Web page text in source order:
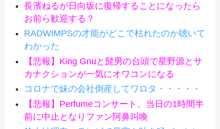
長濱ねるが日向坂に復帰することになったら
お前ら歓迎する？
RADWIMPSの才能がどこで枯れたのか聴いて
わかった
【悲報】King Gnuと髭男の台頭で星野源とサ
カナクションが一気にオワコンになる
コロナで妹の会社倒産してワロタ・・・・・
【悲報】Perfumeコンサート、当日の1時間半
前に中止となりファン阿鼻叫喚